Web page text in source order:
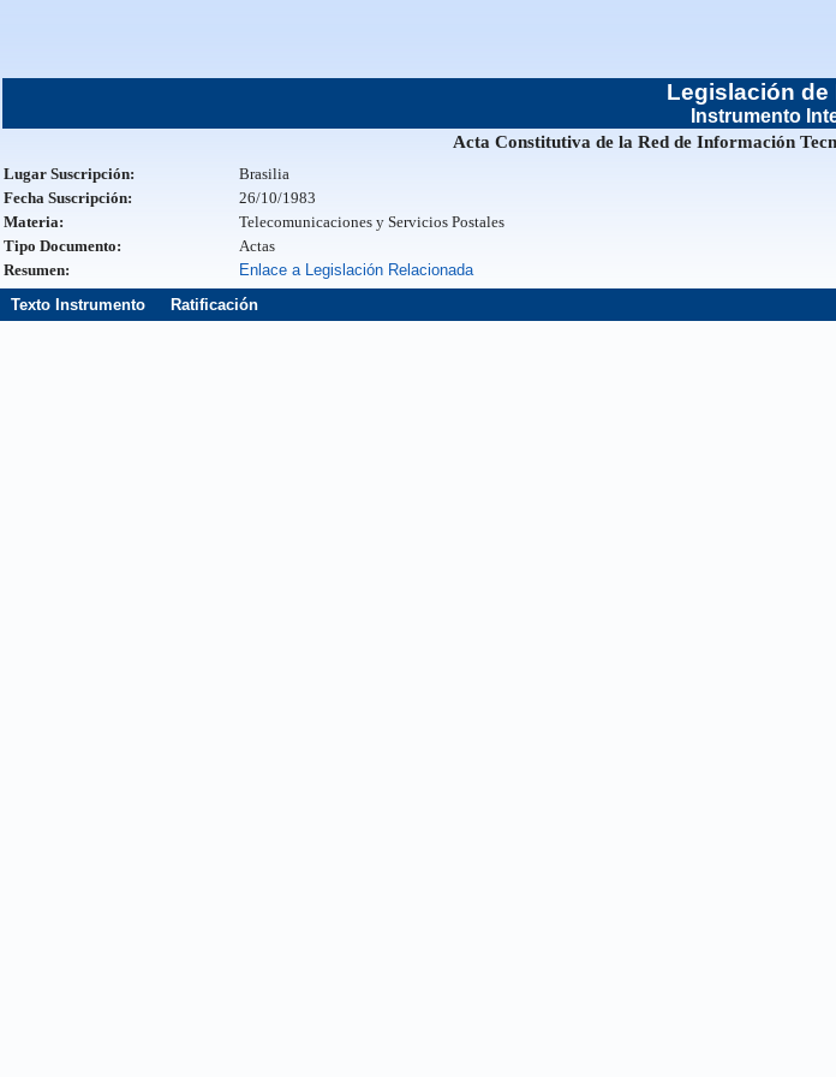
Legislación de
Instrumento
Acta Constitutiva de la Red de Información
Lugar Suscripción:
Brasilia
Fecha Suscripción:
26/10/1983
Materia:
Telecomunicaciones y Servicios Postales
Tipo Documento:
Actas
Resumen:
Enlace a Legislación Relacionada
Texto Instrumento
Ratificación